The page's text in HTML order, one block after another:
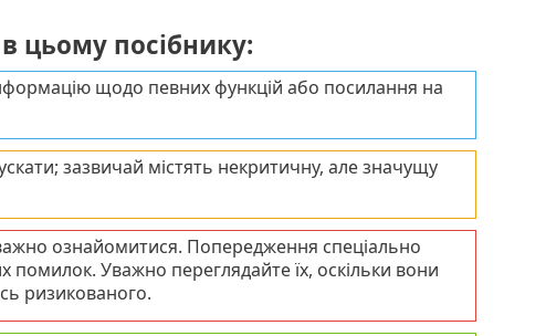
цьому посібнику:
щодо певних функцій або посилання на
зазвичай містять некритичну, але значущу
ознайомитися. Попередження спеціально
Уважно переглядайте їх, оскільки вони
ризикованого.